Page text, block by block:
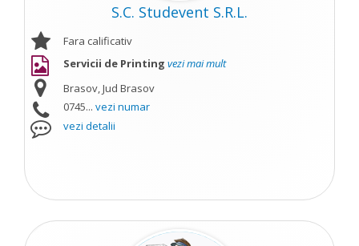
S.C. Studevent S.R.L.
Fara calificativ
Servicii de Printing vezi mai mult
Brasov, Jud Brasov
0745... vezi numar
vezi detalii